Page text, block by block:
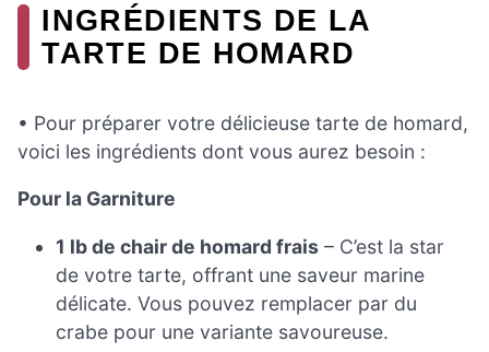
INGRÉDIENTS DE LA
TARTE DE HOMARD
• Pour préparer votre délicieuse tarte de homard,
voici les ingrédients dont vous aurez besoin :
Pour la Garniture
1 lb de chair de homard frais – C’est la star
de votre tarte, offrant une saveur marine
délicate. Vous pouvez remplacer par du
crabe pour une variante savoureuse.